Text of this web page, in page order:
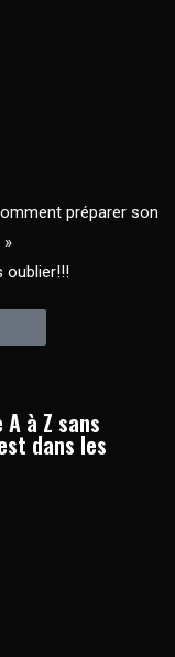
préparer son
»
oublier!!!
à Z sans
dans les